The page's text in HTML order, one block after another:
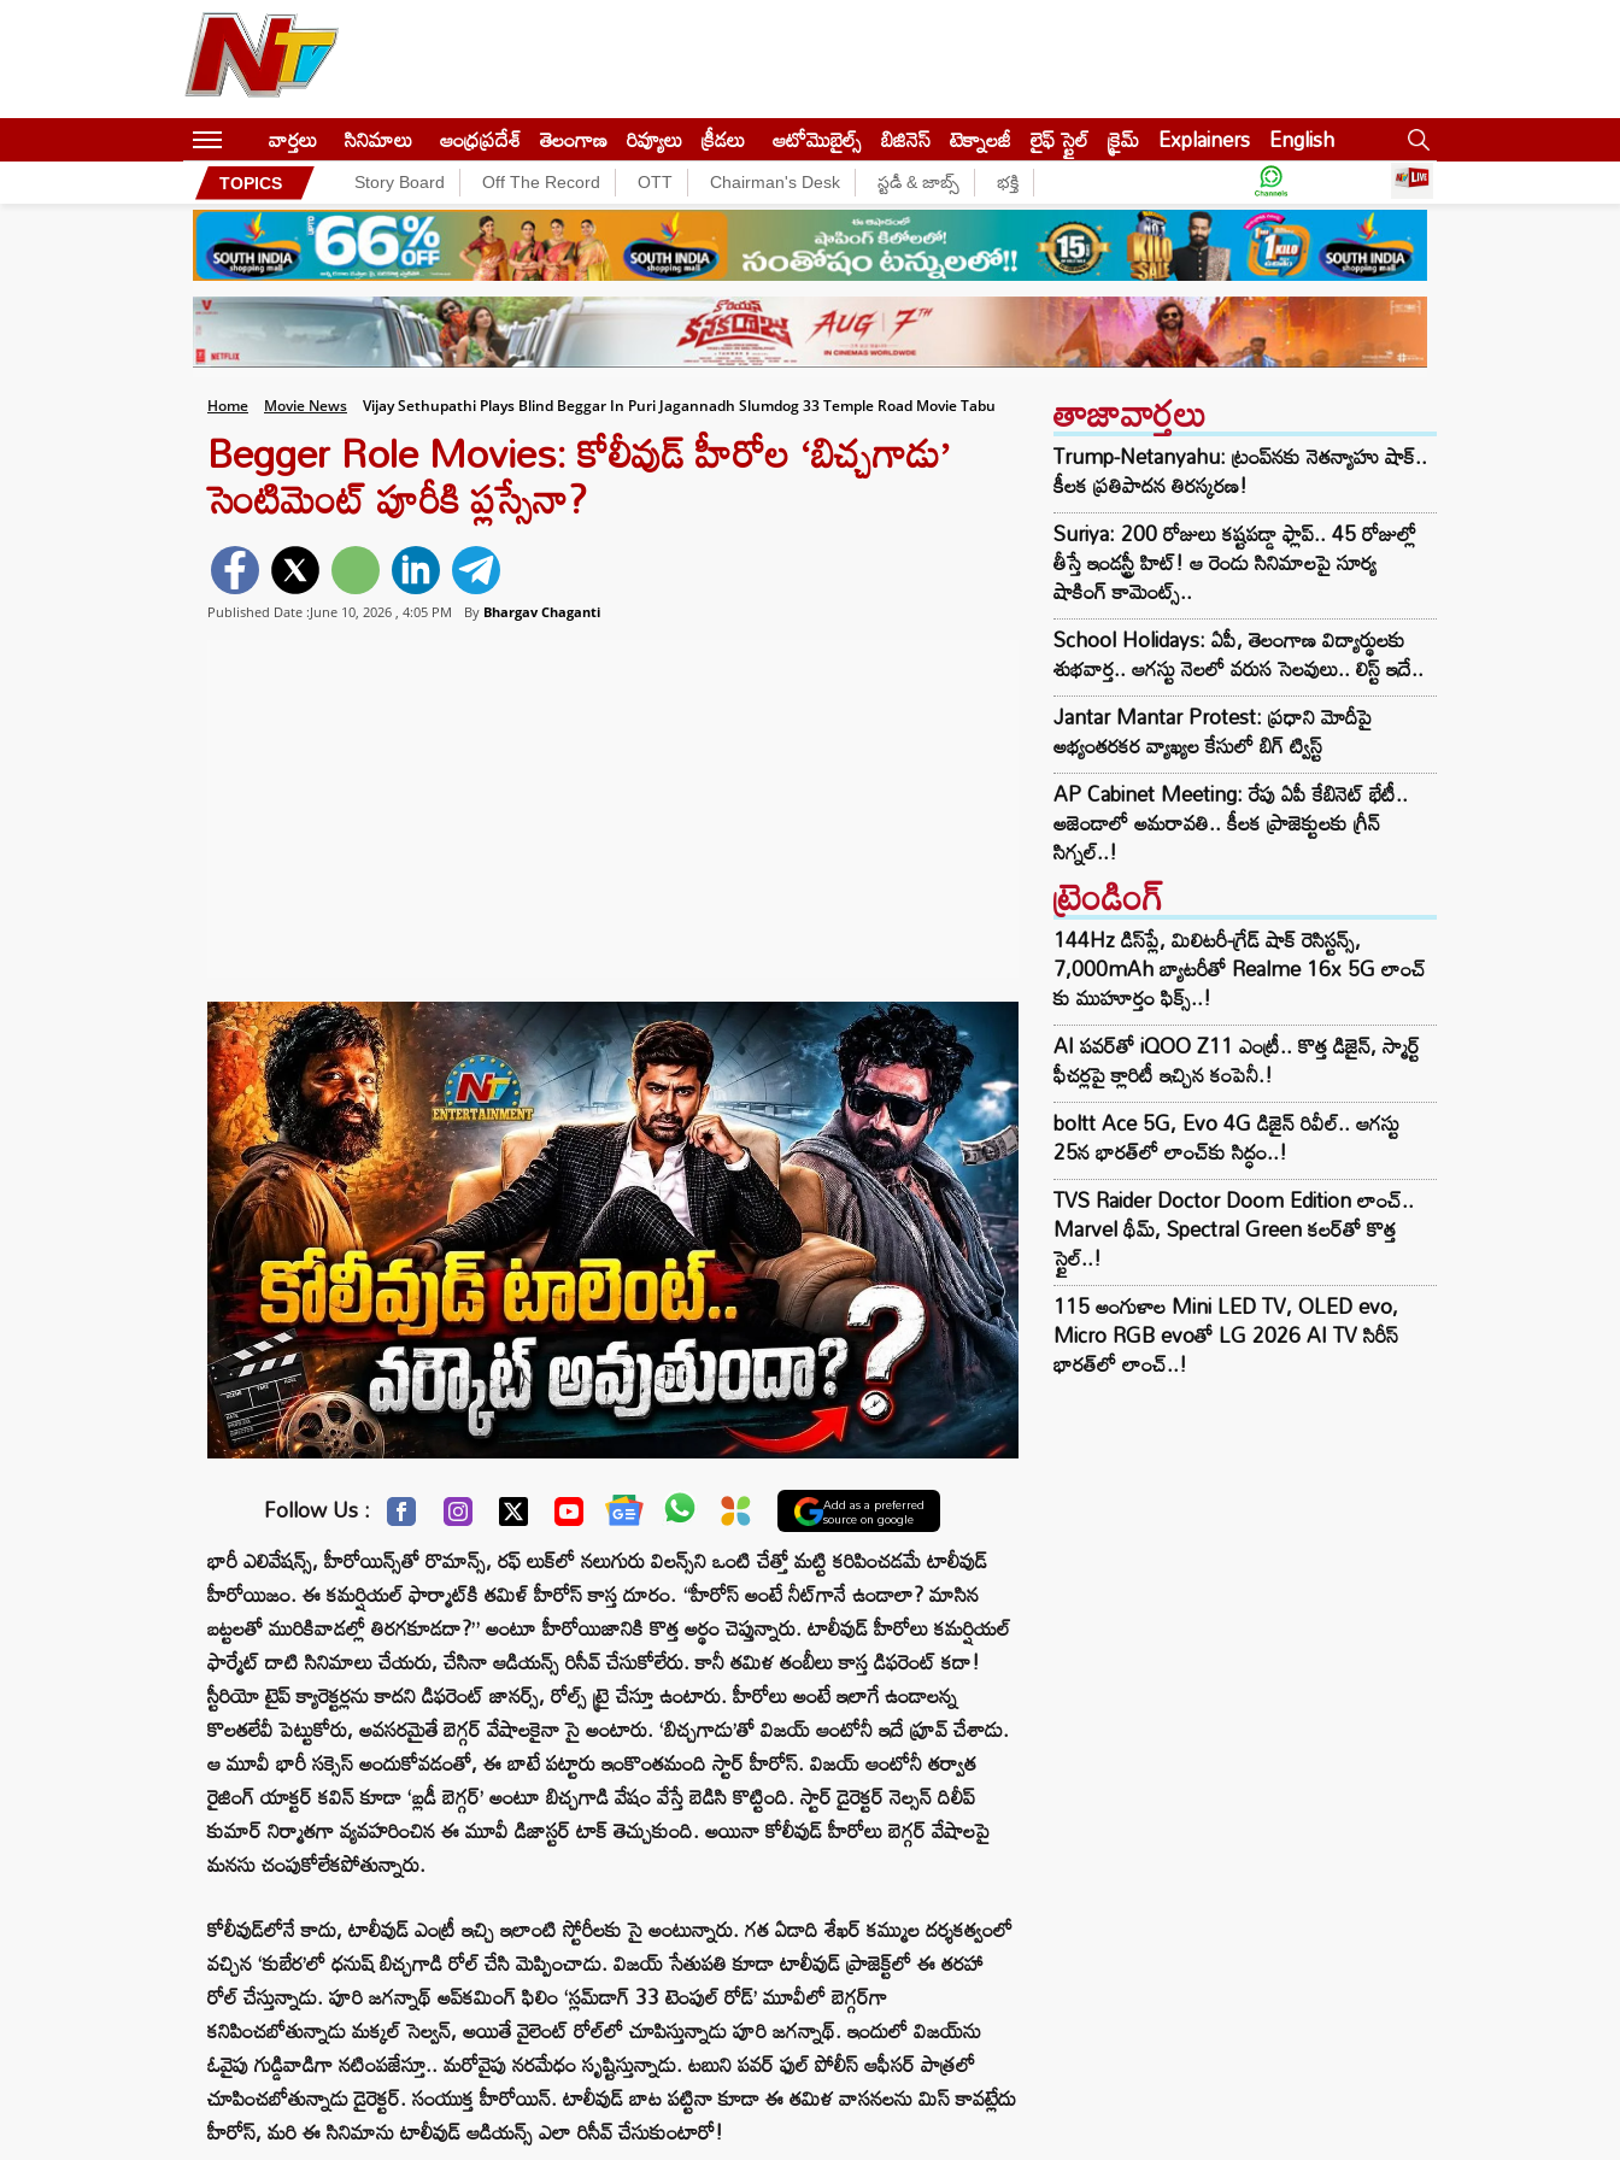
వార్తలు సినిమాలు ఆంధ్రప్రదేశ్ తెలంగాణ రివ్యూలు క్రీడలు ఆటోమొబైల్స్ బిజినెస్‌ టెక్నాలజీ లైఫ్ స్టైల్ క్రైమ్ Explainers English
TOPICS Story Board Off The Record OTT Chairman's Desk స్టడీ & జాబ్స్ భక్తి
Home Movie News Vijay Sethupathi Plays Blind Beggar In Puri Jagannadh Slumdog 33 Temple Road Movie Tabu
Begger Role Movies: కోలీవుడ్ హీరోల ‘బిచ్చగాడు’
సెంటిమెంట్ పూరీకి ప్లస్సేనా?
Published Date :June 10, 2026 , 4:05 PM By Bhargav Chaganti
Follow Us : Add as a preferred
source on google
భారీ ఎలివేషన్స్, హీరోయిన్స్‌తో రొమాన్స్, రఫ్ లుక్‌లో నలుగురు విలన్స్‌ని ఒంటి చేత్తో మట్టి కరిపించడమే టాలీవుడ్
హీరోయిజం. ఈ కమర్షియల్ ఫార్మాట్‌కి తమిళ్ హీరోస్ కాస్త దూరం. “హీరోస్ అంటే నీట్‌గానే ఉండాలా? మాసిన
బట్టలతో మురికివాడల్లో తిరగకూడదా?” అంటూ హీరోయిజానికి కొత్త అర్థం చెప్తున్నారు. టాలీవుడ్ హీరోలు కమర్షియల్
ఫార్మేట్ దాటి సినిమాలు చేయరు, చేసినా ఆడియన్స్ రిసీవ్ చేసుకోలేరు. కానీ తమిళ తంబీలు కాస్త డిఫరెంట్ కదా!
స్టీరియో టైప్ క్యారెక్టర్లను కాదని డిఫరెంట్ జానర్స్, రోల్స్ ట్రై చేస్తూ ఉంటారు. హీరోలు అంటే ఇలాగే ఉండాలన్న
కొలతలేవీ పెట్టుకోరు, అవసరమైతే బెగ్గర్ వేషాలకైనా సై అంటారు. ‘బిచ్చగాడు’తో విజయ్ ఆంటోనీ ఇదే ప్రూవ్ చేశాడు.
ఆ మూవీ భారీ సక్సెస్ అందుకోవడంతో, ఈ బాటే పట్టారు ఇంకొంతమంది స్టార్ హీరోస్. విజయ్ ఆంటోనీ తర్వాత
రైజింగ్ యాక్టర్ కవిన్ కూడా ‘బ్లడీ బెగ్గర్’ అంటూ బిచ్చగాడి వేషం వేస్తే బెడిసి కొట్టింది. స్టార్ డైరెక్టర్ నెల్సన్ దిలీప్
కుమార్ నిర్మాతగా వ్యవహరించిన ఈ మూవీ డిజాస్టర్ టాక్ తెచ్చుకుంది. అయినా కోలీవుడ్ హీరోలు బెగ్గర్ వేషాలపై
మనసు చంపుకోలేకపోతున్నారు.
కోలీవుడ్‌లోనే కాదు, టాలీవుడ్ ఎంట్రీ ఇచ్చి ఇలాంటి స్టోరీలకు సై అంటున్నారు. గత ఏడాది శేఖర్ కమ్ముల దర్శకత్వంలో
వచ్చిన ‘కుబేర’లో ధనుష్ బిచ్చగాడి రోల్ చేసి మెప్పించాడు. విజయ్ సేతుపతి కూడా టాలీవుడ్ ప్రాజెక్ట్‌లో ఈ తరహా
రోల్ చేస్తున్నాడు. పూరి జగన్నాథ్ అప్‌కమింగ్ ఫిలిం ‘స్లమ్‌డాగ్ 33 టెంపుల్ రోడ్’ మూవీలో బెగ్గర్‌గా
కనిపించబోతున్నాడు మక్కల్ సెల్వన్, అయితే వైలెంట్ రోల్‌లో చూపిస్తున్నాడు పూరి జగన్నాథ్. ఇందులో విజయ్‌ను
ఓవైపు గుడ్డివాడిగా నటింపజేస్తూ.. మరోవైపు నరమేధం సృష్టిస్తున్నాడు. టబుని పవర్ ఫుల్ పోలీస్ ఆఫీసర్ పాత్రలో
చూపించబోతున్నాడు డైరెక్టర్. సంయుక్త హీరోయిన్. టాలీవుడ్ బాట పట్టినా కూడా ఈ తమిళ వాసనలను మిస్ కావట్లేదు
హీరోస్, మరి ఈ సినిమాను టాలీవుడ్ ఆడియన్స్ ఎలా రిసీవ్ చేసుకుంటారో!
తాజావార్తలు
Trump-Netanyahu: ట్రంప్‌నకు నెతన్యాహు షాక్..
కీలక ప్రతిపాదన తిరస్కరణ!
Suriya: 200 రోజులు కష్టపడ్డా ఫ్లాప్.. 45 రోజుల్లో
తీస్తే ఇండస్ట్రీ హిట్! ఆ రెండు సినిమాలపై సూర్య
షాకింగ్ కామెంట్స్..
School Holidays: ఏపీ, తెలంగాణ విద్యార్థులకు
శుభవార్త.. ఆగస్టు నెలలో వరుస సెలవులు.. లిస్ట్ ఇదే..
Jantar Mantar Protest: ప్రధాని మోదీపై
అభ్యంతరకర వ్యాఖ్యల కేసులో బిగ్ ట్విస్ట్
AP Cabinet Meeting: రేపు ఏపీ కేబినెట్ భేటీ..
అజెండాలో అమరావతి.. కీలక ప్రాజెక్టులకు గ్రీన్
సిగ్నల్..!
ట్రెండింగ్‌
144Hz డిస్‌ప్లే, మిలిటరీ-గ్రేడ్ షాక్ రెసిస్టన్స్,
7,000mAh బ్యాటరీతో Realme 16x 5G లాంచ్
కు ముహూర్తం ఫిక్స్..!
AI పవర్‌తో iQOO Z11 ఎంట్రీ.. కొత్త డిజైన్, స్మార్ట్
ఫీచర్లపై క్లారిటీ ఇచ్చిన కంపెనీ.!
boltt Ace 5G, Evo 4G డిజైన్ రివీల్.. ఆగస్టు
25న భారత్‌లో లాంచ్‌కు సిద్ధం..!
TVS Raider Doctor Doom Edition లాంచ్..
Marvel థీమ్, Spectral Green కలర్‌తో కొత్త
స్టైల్..!
115 అంగుళాల Mini LED TV, OLED evo,
Micro RGB evoతో LG 2026 AI TV సిరీస్
భారత్‌లో లాంచ్..!